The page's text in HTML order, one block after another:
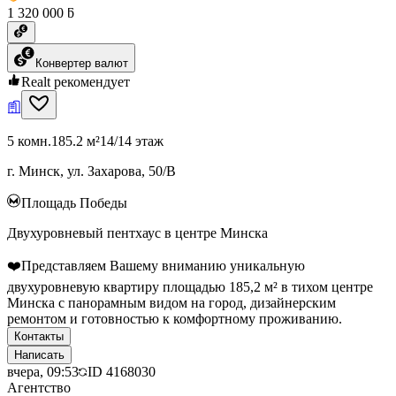
1 320 000 ƃ
Конвертер валют
Realt рекомендует
5 комн.185.2 м²14/14 этаж
г. Минск, ул. Захарова, 50/В
Площадь Победы
Двухуровневый пентхаус в центре Минска
❤️Представляем Вашему вниманию уникальную
двухуровневую квартиру площадью 185,2 м² в тихом центре
Минска с панорамным видом на город, дизайнерским
ремонтом и готовностью к комфортному проживанию.
Контакты
Написать
вчера, 09:53 ID 4168030
Агентство